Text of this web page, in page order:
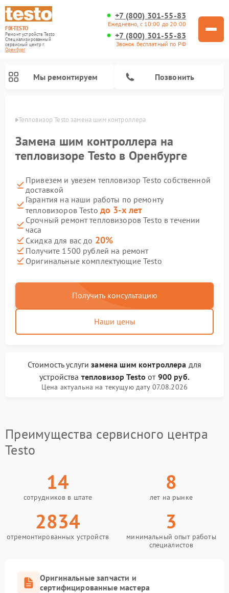
FIX-TESTO
Ремонт устройств Testo
Специализированный
cервисный центр г.
Оренбург
+7 (800) 301-55-83
Ежедневно, с 10:00 до 20:00
+7 (800) 301-55-83
Звонок бесплатный по РФ
Мы ремонтируем Позвонить
Тепловизор Testo замена шим контроллера
Замена шим контроллера на
тепловизоре Testo в Оренбурге
Привезем и увезем тепловизор Testo собственной
доставкой
Гарантия на наши работы по ремонту
тепловизоров Testo до 3-х лет
Срочный ремонт тепловизоров Testo в течении
часа
Скидка для вас до 20%
Получите 1500 рублей на ремонт
Оригинальные комплектующие Testo
Получить консультацию
Наши цены
Стоимость услугизамена шим контроллера для
устройства тепловизор Testo от 900 руб.
Цена актуальна на текущую дату 07.08.2026
Преимущества сервисного центра
Testo
14
сотрудников в штате
8
лет на рынке
2834
отремонтированных устройств
3
минимальный опыт работы
специалистов
Оригинальные запчасти и
сертифицированные мастера